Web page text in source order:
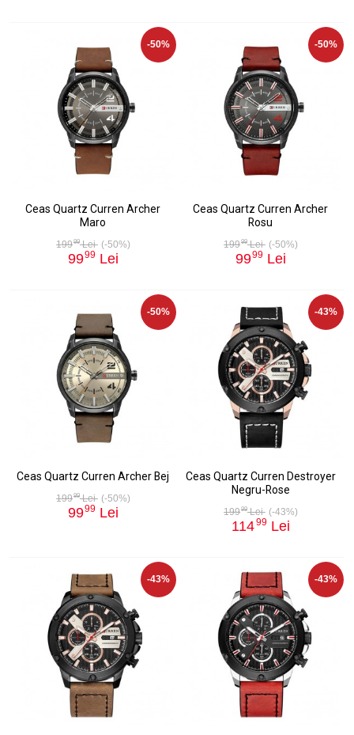
-50%
Ceas Quartz Curren Archer
Maro
19999Lei (-50%)
9999 Lei
-50%
Ceas Quartz Curren Archer
Rosu
19999Lei (-50%)
9999 Lei
-50%
Ceas Quartz Curren Archer Bej
19999Lei (-50%)
9999 Lei
-43%
Ceas Quartz Curren Destroyer
Negru-Rose
19999Lei (-43%)
11499Lei
-43% -43%